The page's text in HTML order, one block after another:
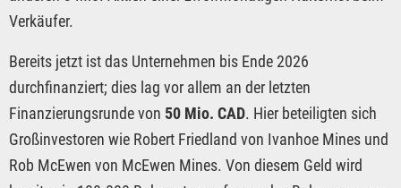
Verkäufer.
Bereits jetzt ist das Unternehmen bis Ende 2026
durchfinanziert; dies lag vor allem an der letzten
Finanzierungsrunde von 50 Mio. CAD. Hier beteiligten sich
Großinvestoren wie Robert Friedland von Ivanhoe Mines und
Rob McEwen von McEwen Mines. Von diesem Geld wird